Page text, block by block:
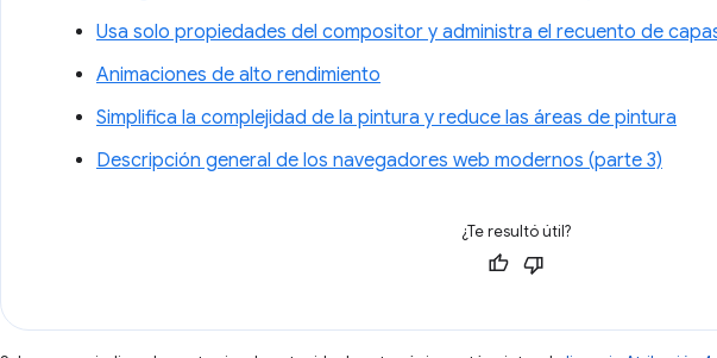
Usa solo propiedades del compositor y administra el recuento de
Animaciones de alto rendimiento
Simplifica la complejidad de la pintura y reduce las áreas de pintura
Descripción general de los navegadores web modernos (parte 3)
¿Te resultó útil?